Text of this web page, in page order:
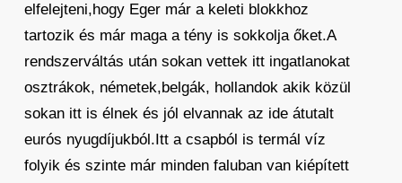
elfelejteni,hogy Eger már a keleti blokkhoz
tartozik és már maga a tény is sokkolja őket.A
rendszerváltás után sokan vettek itt ingatlanokat
osztrákok, németek,belgák, hollandok akik közül
sokan itt is élnek és jól elvannak az ide átutalt
eurós nyugdíjukból.Itt a csapból is termál víz
folyik és szinte már minden faluban van kiépített